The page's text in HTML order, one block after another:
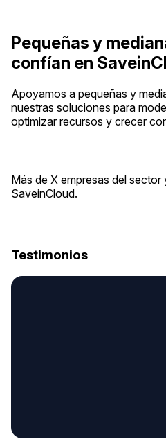
Pequeñas y
confían en
Apoyamos a pequeñas y
nuestras soluciones para
optimizar recursos y crecer
Más de X empresas del
SaveinCloud.
Testimonios